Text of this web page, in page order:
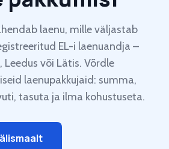
laenu, mille väljastab
EL-i laenuandja –
või Lätis. Võrdle
laenupakkujaid: summa,
tasuta ja ilma kohustuseta.